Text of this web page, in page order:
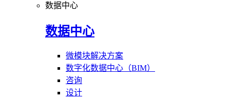
数据中心
数据中心
微模块解决方案
数字化数据中心（BIM）
咨询
设计